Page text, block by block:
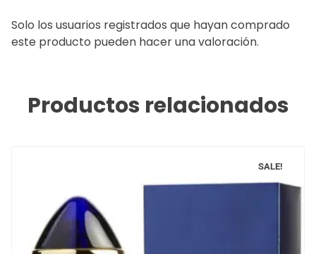
Solo los usuarios registrados que hayan comprado
este producto pueden hacer una valoración.
Productos relacionados
SALE!